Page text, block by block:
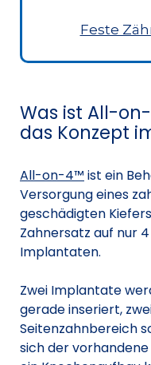
Feste
Was ist All-
das Konzept
All-on-4™ ist ein
Versorgung eines
geschädigten
Zahnersatz auf nur
Implantaten.
Zwei Implantate
gerade inseriert,
Seitenzahnbereich
sich der